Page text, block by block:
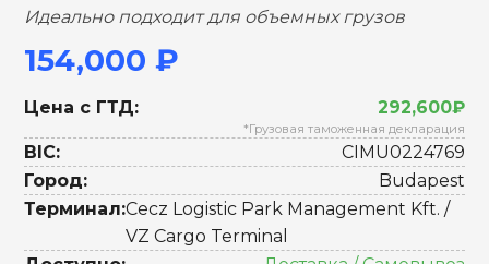
Идеально подходит для объемных грузов
154,000 ₽
Цена с ГТД: 292,600₽
*Грузовая таможенная декларация
BIC:
CIMU0224769
Город:
Budapest
Терминал:Cecz Logistic Park Management Kft. /
VZ Cargo Terminal